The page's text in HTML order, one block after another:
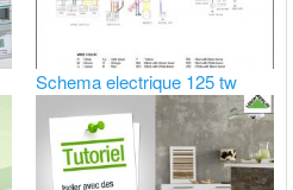
Schema electrique 125 tw